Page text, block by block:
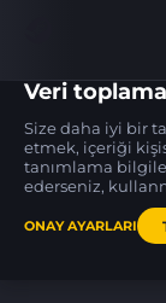
P250
Cassette
Veri
Size daha iyi bir
etmek, içeriği
tanımlama
ederseniz,
ONAY AYARLARI